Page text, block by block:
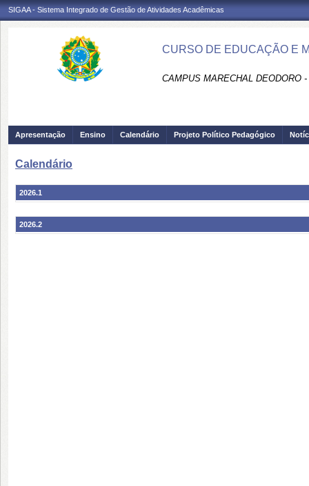
SIGAA - Sistema Integrado de Gestão de Atividades Acadêmicas
CURSO DE EDUCAÇÃO E
CAMPUS MARECHAL DEODORO
Apresentação Ensino Calendário Projeto Político Pedagógico
Calendário
2026.1
2026.2